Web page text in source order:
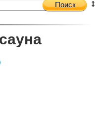
Поиск